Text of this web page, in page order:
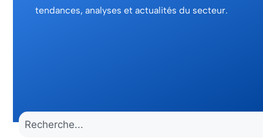
tendances, analyses et actualités du secteur.